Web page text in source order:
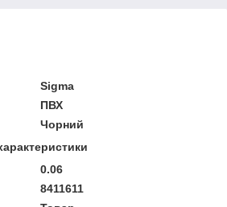
Sigma
ПВХ
Чорний
0.06
8411611